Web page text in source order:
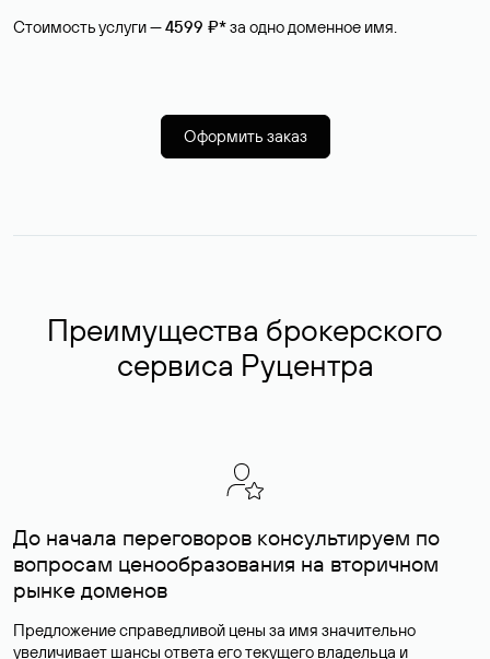
Стоимость услуги —4599 ₽*за одно доменное имя.
Оформить заказ
Преимущества брокерского
сервиса Руцентра
До начала переговоров консультируем по
вопросам ценообразования на вторичном
рынке доменов
Предложение справедливой цены за имя значительно
увеличивает шансы ответа его текущего владельца и